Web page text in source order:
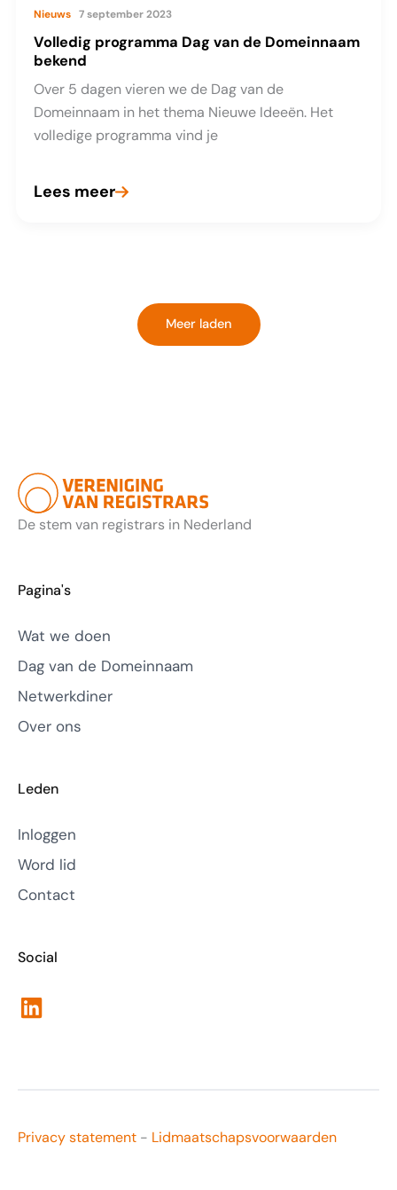
Nieuws 7 september 2023
Volledig programma Dag van de Domeinnaam
bekend
Over 5 dagen vieren we de Dag van de
Domeinnaam in het thema Nieuwe Ideeën. Het
volledige programma vind je
Volledig
Lees meer
Meer laden
De stem van registrars in Nederland
Pagina's
Wat we doen
Dag van de Domeinnaam
Netwerkdiner
Over ons
Leden
Inloggen
Word lid
Contact
Social
LinkedIn
Privacy statement - Lidmaatschapsvoorwaarden